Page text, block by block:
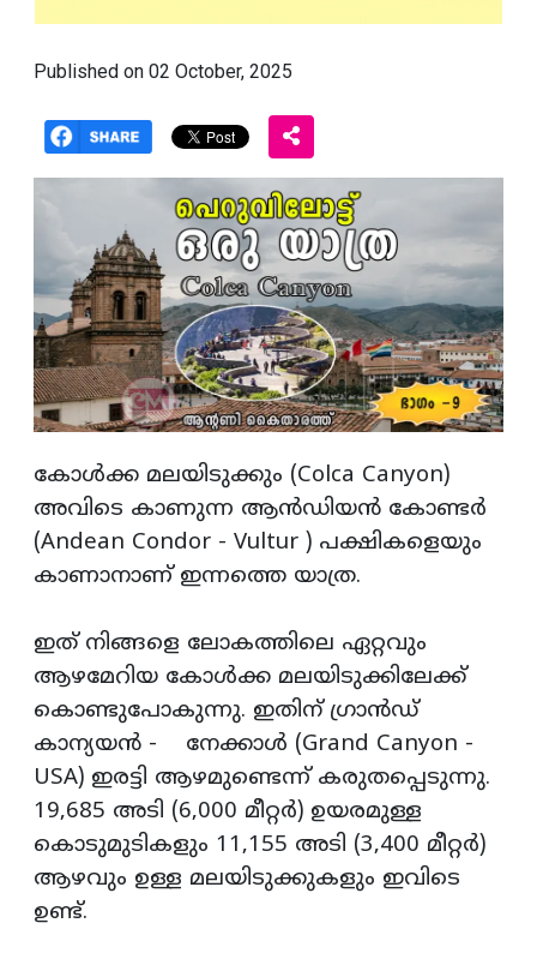
Published on 02 October, 2025
കോൾക്ക മലയിടുക്കും (Colca Canyon)
അവിടെ കാണുന്ന ആൻഡിയൻ കോണ്ടർ
(Andean Condor - Vultur ) പക്ഷികളെയും
കാണാനാണ് ഇന്നത്തെ യാത്ര.
ഇത് നിങ്ങളെ ലോകത്തിലെ ഏറ്റവും
ആഴമേറിയ കോൾക്ക മലയിടുക്കിലേക്ക്
കൊണ്ടുപോകുന്നു. ഇതിന് ഗ്രാൻഡ്
കാന്യയൻ - നേക്കാൾ (Grand Canyon -
USA) ഇരട്ടി ആഴമുണ്ടെന്ന് കരുതപ്പെടുന്നു.
19,685 അടി (6,000 മീറ്റർ) ഉയരമുള്ള
കൊടുമുടികളും 11,155 അടി (3,400 മീറ്റർ)
ആഴവും ഉള്ള മലയിടുക്കുകളും ഇവിടെ
ഉണ്ട്.